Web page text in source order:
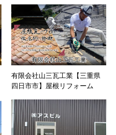
有限会社山三瓦工業【三重県
四日市市】屋根リフォーム